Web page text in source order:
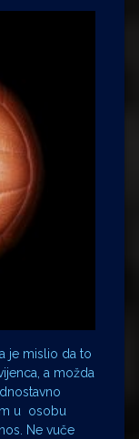
je mislio da to
a možda
u osobu
Ne vuče